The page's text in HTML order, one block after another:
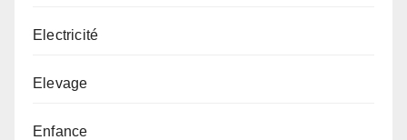
Electricité
Elevage
Enfance